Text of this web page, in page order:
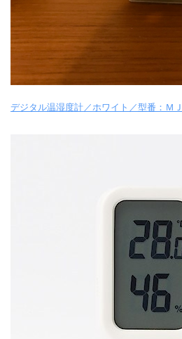
デジタル温湿度計／ホワイト／型番：Ｍ